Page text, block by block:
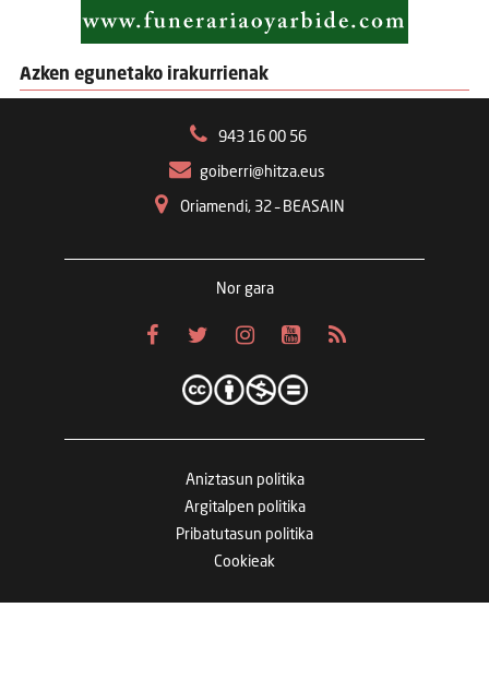
Azken egunetako irakurrienak
943 16 00 56
goiberri@hitza.eus
Oriamendi, 32 – BEASAIN
Nor gara
Aniztasun politika
Argitalpen politika
Pribatutasun politika
Cookieak